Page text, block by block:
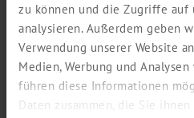
zu können und die Zugriffe auf
analysieren. Außerdem geben
Verwendung unserer Website
Medien, Werbung und
führen diese Informationen
Daten zusammen, die Sie
Zum Login / Registrierung
In den
Bestellnummer
7695280
Katalogseite als PDF öffnen